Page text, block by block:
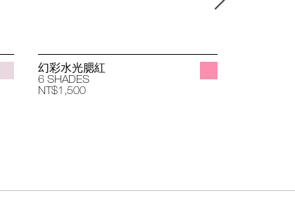
幻彩水光腮紅
6 SHADES
NT$1,500